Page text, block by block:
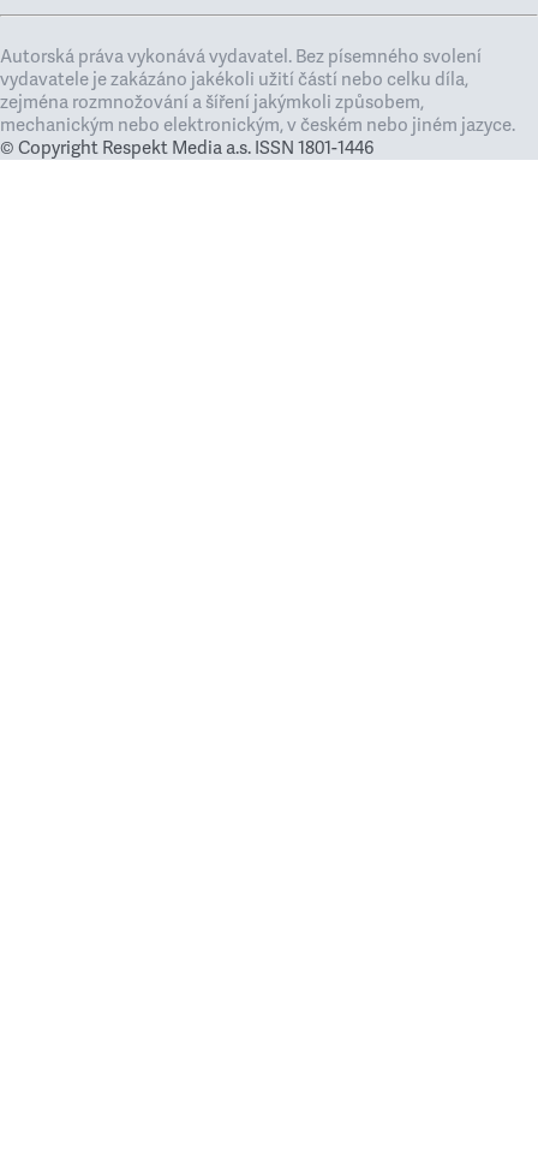
Autorská práva vykonává vydavatel. Bez písemného svolení
vydavatele je zakázáno jakékoli užití částí nebo celku díla,
zejména rozmnožování a šíření jakýmkoli způsobem,
mechanickým nebo elektronickým, v českém nebo jiném jazyce.
© Copyright Respekt Media a.s. ISSN 1801-1446